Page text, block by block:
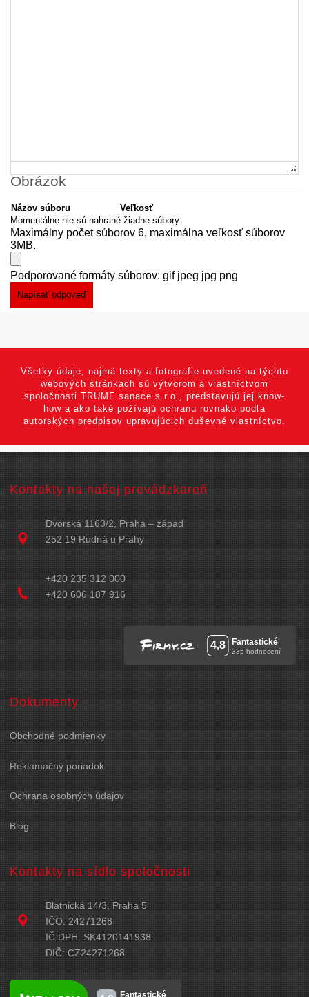
Obrázok
Názov súboru
Veľkosť
Momentálne nie sú nahrané žiadne súbory.
Maximálny počet súborov 6, maximálna veľkosť súborov
3MB.
Podporované formáty súborov: gif jpeg jpg png
Všetky údaje, najmä texty a fotografie uvedené na týchto
webových stránkach sú výtvorom a vlastníctvom
spoločnosti TRUMF sanace s.r.o., predstavujú jej know-
how a ako také požívajú ochranu rovnako podľa
autorských predpisov upravujúcich duševné vlastníctvo.
Kontakty na našej prevádzkareň
Dvorská 1163/2, Praha – západ
252 19 Rudná u Prahy
+420 235 312 000
+420 606 187 916
Dokumenty
Obchodné podmienky
Reklamačný poriadok
Ochrana osobných údajov
Blog
Kontakty na sídlo spoločnosti
Blatnická 14/3, Praha 5
IČO: 24271268
IČ DPH: SK4120141938
DIČ: CZ24271268